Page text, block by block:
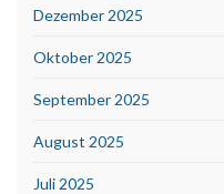
Dezember 2025
Oktober 2025
September 2025
August 2025
Juli 2025